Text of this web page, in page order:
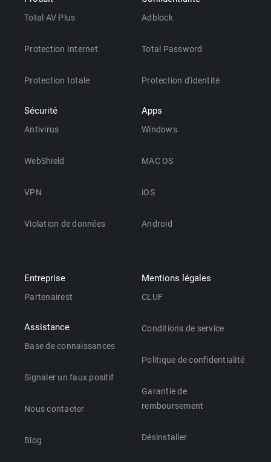
Total AV Plus
Protection Internet
Protection totale
Sécurité
Antivirus
WebShield
VPN
Violation de données
Adblock
Total Password
Protection d'identité
Apps
Windows
MAC OS
iOS
Android
Entreprise
Partenairest
Assistance
Base de connaissances
Signaler un faux positif
Nous contacter
Blog
Mentions légales
CLUF
Conditions de service
Politique de confidentialité
Garantie de
remboursement
Désinstaller